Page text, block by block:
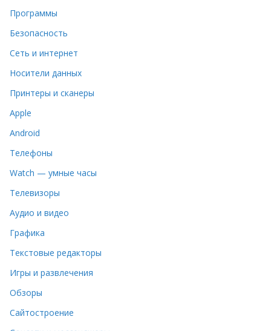
Программы
Безопасность
Сеть и интернет
Носители данных
Принтеры и сканеры
Apple
Android
Телефоны
Watch — умные часы
Телевизоры
Аудио и видео
Графика
Текстовые редакторы
Игры и развлечения
Обзоры
Сайтостроение